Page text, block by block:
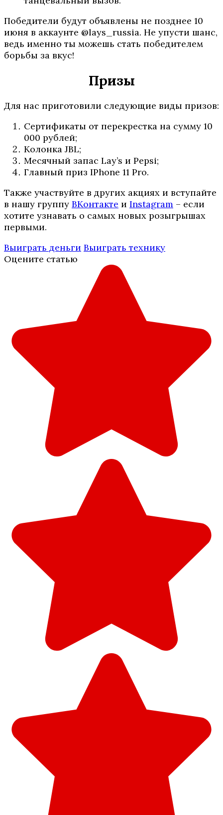
Победители будут объявлены не позднее 10
июня в аккаунте @lays_russia. Не упусти шанс,
ведь именно ты можешь стать победителем
борьбы за вкус!
Призы
Для нас приготовили следующие виды призов:
Сертификаты от перекрестка на сумму 10
000 рублей;
Колонка JBL;
Месячный запас Lay’s и Pepsi;
Главный приз IPhone 11 Pro.
Также участвуйте в других акциях и вступайте
в нашу группу ВКонтакте и Instagram – если
хотите узнавать о самых новых розыгрышах
первыми.
Выиграть деньги Выиграть технику
Оцените статью